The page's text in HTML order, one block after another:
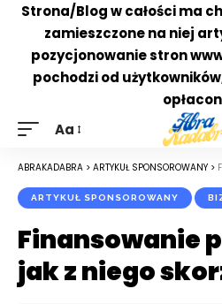
Strona/Blog w całości ma
zamieszczone na niej
pozycjonowanie stron
pochodzi od
Aa
ABRAKADABRA > ARTYKUŁ SPONSOROWANY >
ARTYKUŁ SPONSOROWANY
Finansowanie
jak z niego